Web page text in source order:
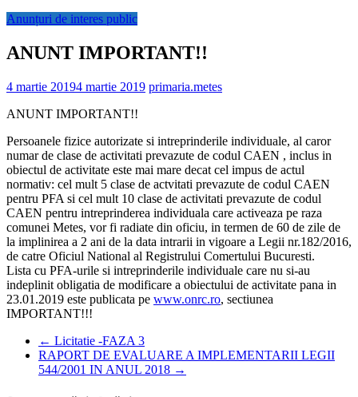
Anunțuri de interes public
ANUNT IMPORTANT!!
4 martie 20194 martie 2019 primaria.metes
ANUNT IMPORTANT!!
Persoanele fizice autorizate si intreprinderile individuale, al caror
numar de clase de activitati prevazute de codul CAEN , inclus in
obiectul de activitate este mai mare decat cel impus de actul
normativ: cel mult 5 clase de actvitati prevazute de codul CAEN
pentru PFA si cel mult 10 clase de activitati prevazute de codul
CAEN pentru intreprinderea individuala care activeaza pe raza
comunei Metes, vor fi radiate din oficiu, in termen de 60 de zile de
la implinirea a 2 ani de la data intrarii in vigoare a Legii nr.182/2016,
de catre Oficiul National al Registrului Comertului Bucuresti.
Lista cu PFA-urile si intreprinderile individuale care nu si-au
indeplinit obligatia de modificare a obiectului de activitate pana in
23.01.2019 este publicata pe www.onrc.ro, sectiunea
IMPORTANT!!!
← Licitatie -FAZA 3
RAPORT DE EVALUARE A IMPLEMENTARII LEGII
544/2001 IN ANUL 2018 →